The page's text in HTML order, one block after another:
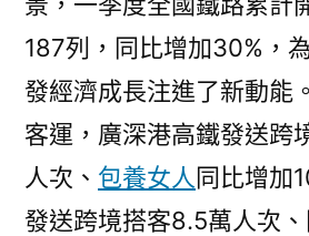
187列，同比增加30%，
發經濟成長注進了新動能
客運，廣深港高鐵發送跨
人次、 包養女人同比增加
發送跨境搭客8.5萬人次